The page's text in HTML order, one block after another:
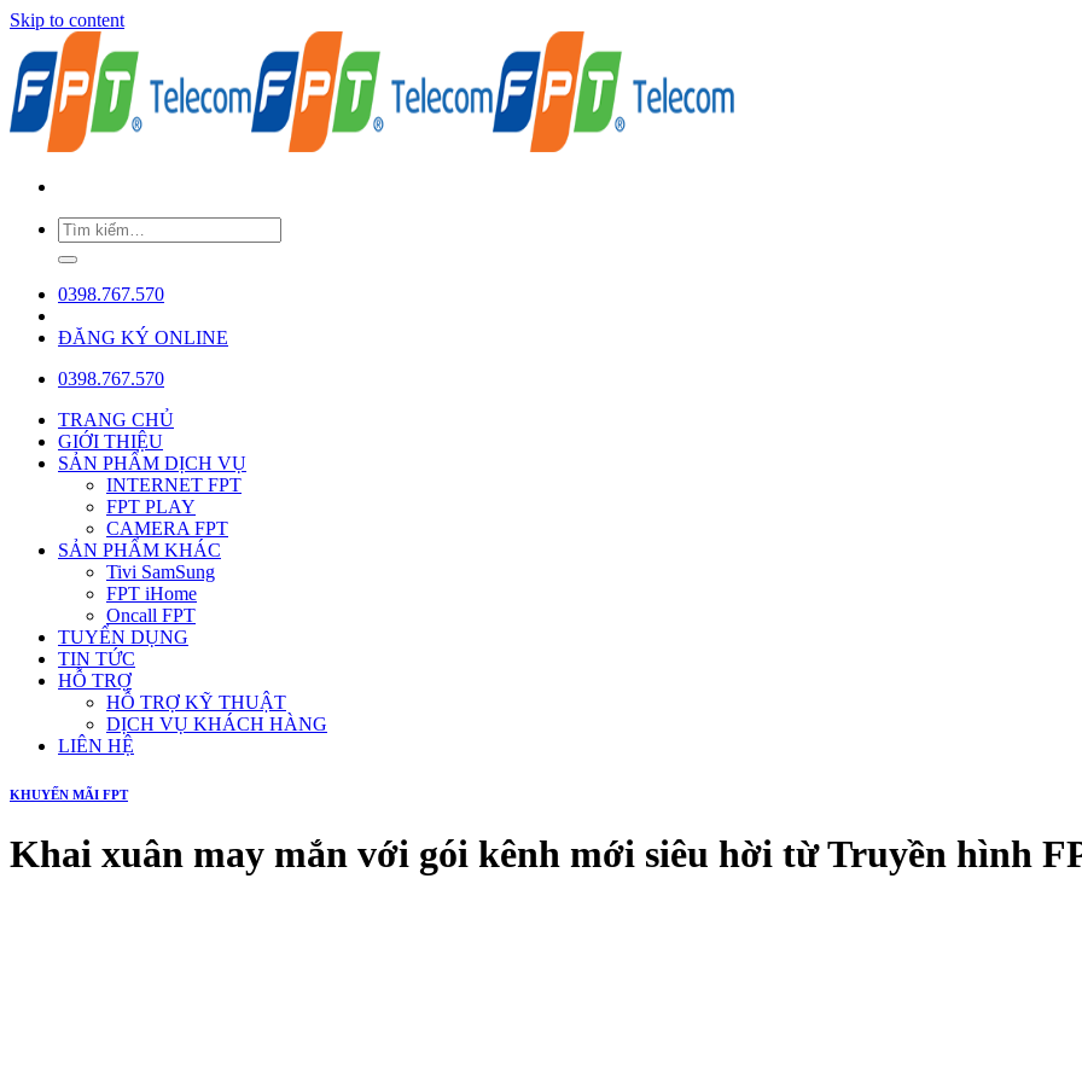
Skip to content
0398.767.570
ĐĂNG KÝ ONLINE
0398.767.570
TRANG CHỦ
GIỚI THIỆU
SẢN PHẨM DỊCH VỤ
INTERNET FPT
FPT PLAY
CAMERA FPT
SẢN PHẨM KHÁC
Tivi SamSung
FPT iHome
Oncall FPT
TUYỂN DỤNG
TIN TỨC
HỖ TRỢ
HỖ TRỢ KỸ THUẬT
DỊCH VỤ KHÁCH HÀNG
LIÊN HỆ
KHUYẾN MÃI FPT
Khai xuân may mắn với gói kênh mới siêu hời từ Truyền hình